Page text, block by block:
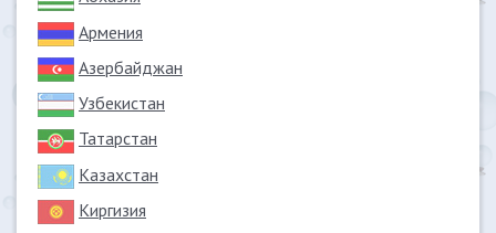
Армения
Азербайджан
Узбекистан
Татарстан
Казахстан
Киргизия